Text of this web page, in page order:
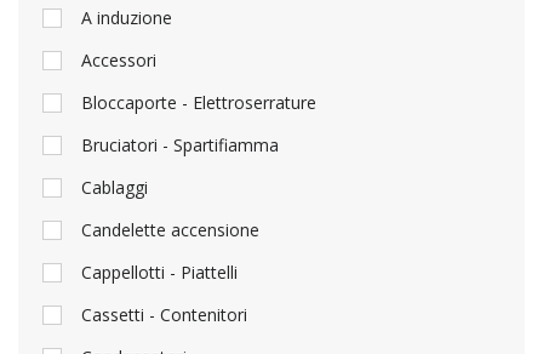
A induzione
Accessori
Bloccaporte - Elettroserrature
Bruciatori - Spartifiamma
Cablaggi
Candelette accensione
Cappellotti - Piattelli
Cassetti - Contenitori